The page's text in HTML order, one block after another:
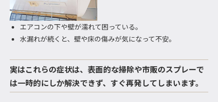
エアコンの下や壁が濡れて困っている。
水漏れが続くと、壁や床の傷みが気になって不安。
実はこれらの症状は、表面的な掃除や市販のスプレーで
は一時的にしか解決できず、すぐ再発してしまいます。